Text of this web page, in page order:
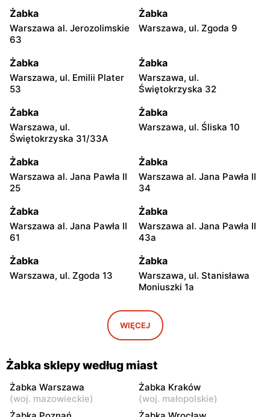
Żabka
Warszawa al. Jerozolimskie
63
Żabka
Warszawa, ul. Zgoda 9
Żabka
Warszawa, ul. Emilii Plater
53
Żabka
Warszawa, ul.
Świętokrzyska 32
Żabka
Warszawa, ul.
Świętokrzyska 31/33A
Żabka
Warszawa, ul. Śliska 10
Żabka
Warszawa al. Jana Pawła II
25
Żabka
Warszawa al. Jana Pawła II
34
Żabka
Warszawa al. Jana Pawła II
61
Żabka
Warszawa al. Jana Pawła II
43a
Żabka
Warszawa, ul. Zgoda 13
Żabka
Warszawa, ul. Stanisława
Moniuszki 1a
Świętokrzyska 0 Stacja
Żabka
Warszawa, ul. Grzybowska
5
Żabka
Łódź, ul. Żurawia 14
Żabka
Warszawa, ul. Żurawia 18
Żabka Żabka
WIĘCEJ
Żabka sklepy według miast
Żabka Warszawa
(woj. mazowieckie)
Żabka Kraków
(woj. małopolskie)